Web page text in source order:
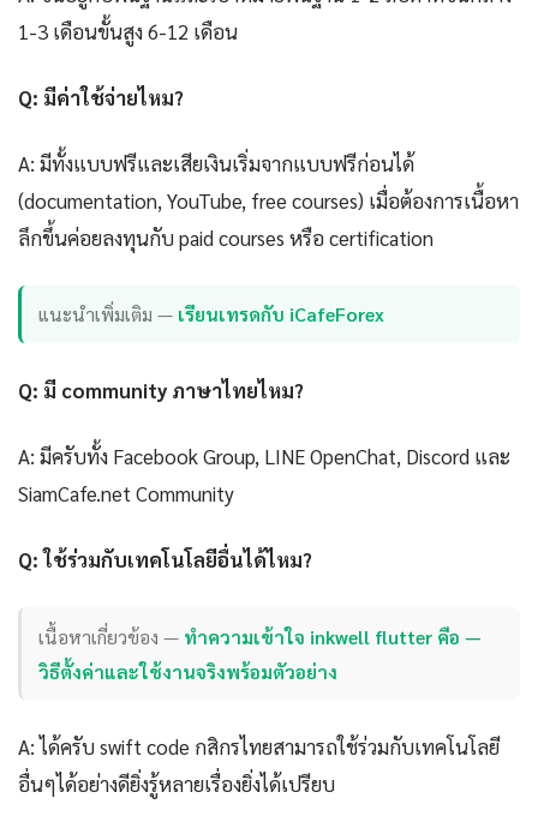
1-3 เดือนขั้นสูง 6-12 เดือน
Q: มีค่าใช้จ่ายไหม?
A: มีทั้งแบบฟรีและเสียเงินเริ่มจากแบบฟรีก่อนได้
(documentation, YouTube, free courses) เมื่อต้องการเนื้อหา
ลึกขึ้นค่อยลงทุนกับ paid courses หรือ certification
แนะนำเพิ่มเติม — เรียนเทรดกับ iCafeForex
Q: มี community ภาษาไทยไหม?
A: มีครับทั้ง Facebook Group, LINE OpenChat, Discord และ
SiamCafe.net Community
Q: ใช้ร่วมกับเทคโนโลยีอื่นได้ไหม?
เนื้อหาเกี่ยวข้อง — ทำความเข้าใจ inkwell flutter คือ —
วิธีตั้งค่าและใช้งานจริงพร้อมตัวอย่าง
A: ได้ครับ swift code กสิกรไทยสามารถใช้ร่วมกับเทคโนโลยี
อื่นๆได้อย่างดียิ่งรู้หลายเรื่องยิ่งได้เปรียบ